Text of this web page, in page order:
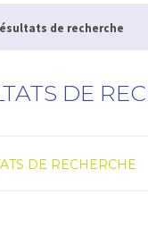
de recherche
DE
DE RECHERCHE